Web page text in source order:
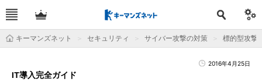
キーマンズネット セキュリティ サイバー攻撃の対策 標的型攻撃
2016年4月25日
IT導入完全ガイド